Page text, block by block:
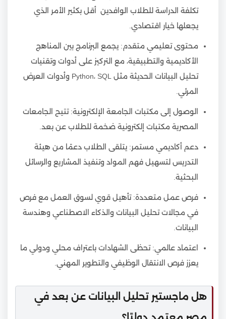
تكلفة الدراسة للطلاب الوافدين أقل بكثير الأمر الذي
يجعلها خيار اقتصادي.
محتوى تعليمي متقدم: يجمع البرنامج بين المناهج
الأكاديمية والتطبيقية، مع التركيز على أدوات وتقنيات
تحليل البيانات الحديثة مثل Python، SQL وأدوات العرض
المرئي.
الوصول إلى مكتبات الجامعة الإلكترونية: تتيح الجامعات
المصرية مكتبات إلكترونية ضخمة للطلاب عن بعد.
دعم أكاديمي مستمر: يتلقى الطلاب دعمًا من هيئة
التدريس لتسهيل فهم المواد وتنفيذ المشاريع والرسائل
البحثية.
فرص عمل متعددة: تأهيل قوي لسوق العمل مع فرص
في مجالات تحليل البيانات والذكاء الاصطناعي وهندسة
البيانات.
اعتماد عالمي: تحظى الشهادات باعتراف محلي ودولي ما
يعزز فرص الانتقال الوظيفي والتطوير المهني.
هل ماجستير تحليل البيانات عن بعد في